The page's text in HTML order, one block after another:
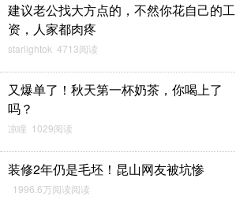
建议老公找大方点的，不然你花自己的工
资，人家都肉疼
starlightok 4713阅读
又爆单了！秋天第一杯奶茶，你喝上了
吗？
凉瞳 1029阅读
装修2年仍是毛坯！昆山网友被坑惨
1996.6万阅读阅读